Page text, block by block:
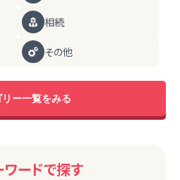
相続
その他
リー一覧をみる
ワードで探す